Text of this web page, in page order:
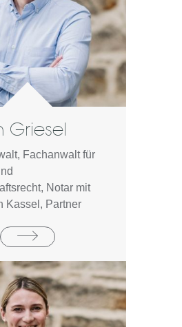
Griesel
Fachanwalt für
Notar mit
Kassel, Partner